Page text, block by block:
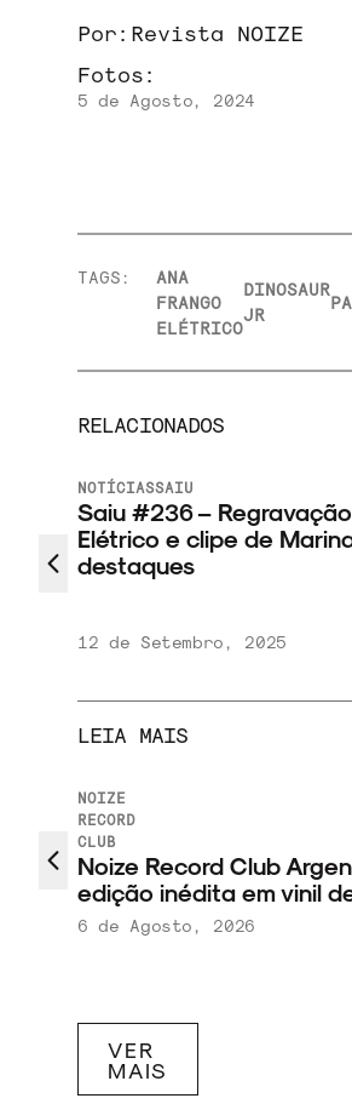
Por: Revista NOIZE
Fotos:
5 de Agosto, 2024
TAGS:
ANA
FRANGO
ELÉTRICO
DINOSAUR
JR
RELACIONADOS
SAIU
Saiu #219: Ana
Luísa Sonza e
16 de Maio, 2025
LEIA MAIS
LISTAS
Discogs divulga
6 de Agosto, 2026
do
VER
MAIS